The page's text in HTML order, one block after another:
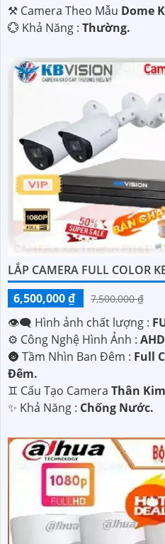
⚒ Camera Theo Mẫu Dome
️💮 Khả Năng : Thường.
LẮP CAMERA FULL COLOR
6,500,000 ₫
7,500,000 ₫
👁️‍🗨 Hình ảnh chất lượng :
⚙ Công Nghệ Hình Ảnh :
🌚 Tầm Nhìn Ban Đêm : Full
Đêm.
♊ Cấu Tạo Camera Thân
️✨ Khả Năng : Chống Nước.